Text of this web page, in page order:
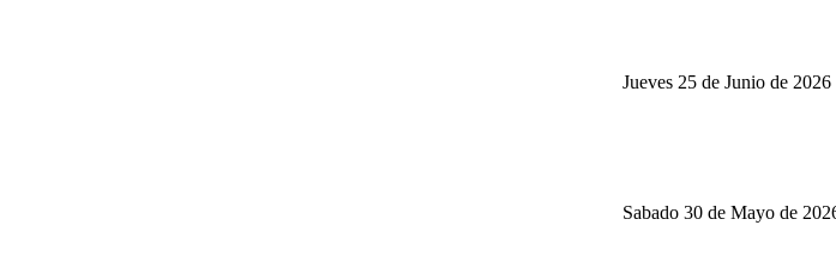
Jueves 25 de Junio de 2026
Sabado 30 de Mayo de